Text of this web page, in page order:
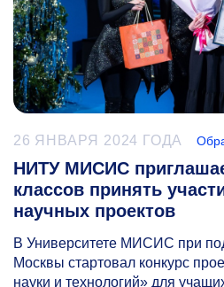
26 ЯНВАРЯ 2024 ГОДА
НИТУ МИСИС
классов принять
научных проектов
В Университете МИСИС при
Москвы стартовал конкурс
науки и технологий» для